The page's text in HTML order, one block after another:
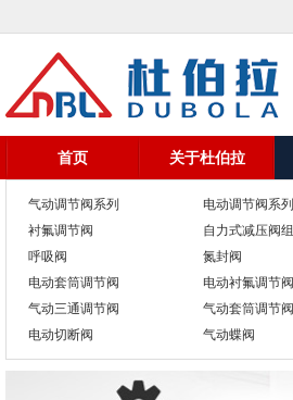
首页 关于杜伯拉
气动调节阀系列 电动调节阀系列
衬氟调节阀
自力式减压阀组
呼吸阀
氮封阀
电动套筒调节阀
电动衬氟调节阀
气动三通调节阀
气动套筒调节阀
电动切断阀
气动蝶阀